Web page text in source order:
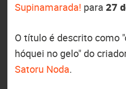
Supinamarada! para 27
O título é descrito como
hóquei no gelo" do
Satoru Noda.